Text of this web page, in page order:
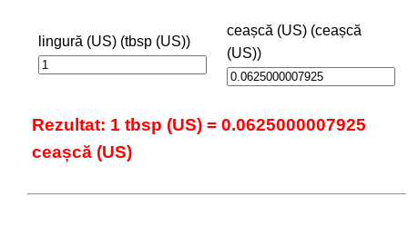
lingură (US) (tbsp (US))
ceașcă (US) (ceașcă
(US))
Rezultat: 1 tbsp (US) = 0.0625000007925
ceașcă (US)